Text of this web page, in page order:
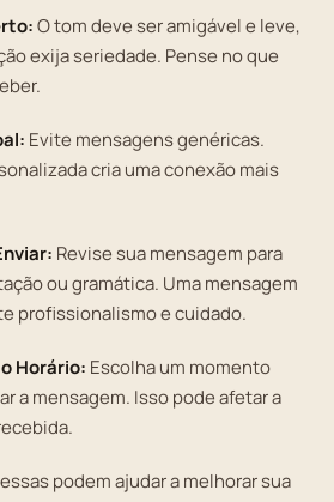
O tom deve ser amigável e leve,
exija seriedade. Pense no que
Evite mensagens genéricas.
cria uma conexão mais
Revise sua mensagem para
ou gramática. Uma mensagem
profissionalismo e cuidado.
Horário: Escolha um momento
a mensagem. Isso pode afetar a
podem ajudar a melhorar sua